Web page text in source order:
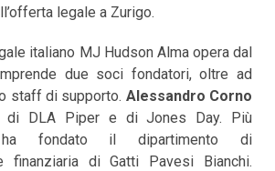
legale a Zurigo.
italiano MJ Hudson Alma opera dal
due soci fondatori, oltre ad
staff di supporto. Alessandro Corno
di DLA Piper e di Jones Day. Più
ha fondato il dipartimento di
finanziaria di Gatti Pavesi Bianchi.